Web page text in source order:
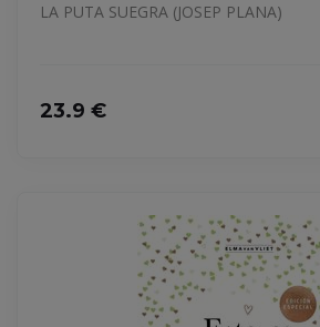
LA PUTA SUEGRA (JOSEP PLANA)
23.9 €